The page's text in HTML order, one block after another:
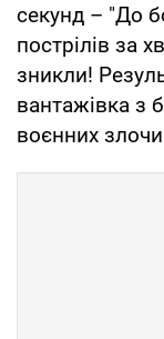
секунд – "До
пострілів за
зникли!
вантажівка з
воєнних